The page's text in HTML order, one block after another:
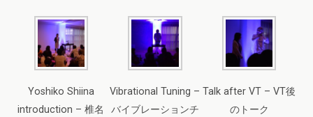
Yoshiko Shiina
introduction – 椎名
Vibrational Tuning –
バイブレーションチ
Talk after VT – VT後
のトーク